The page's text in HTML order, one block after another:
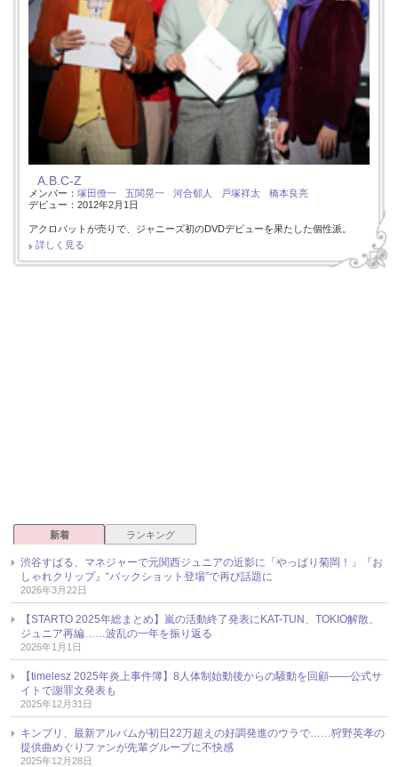
A.B.C-Z
メンバー： 塚田僚一 五関晃一 河合郁人 戸塚祥太
橋本良亮
デビュー：2012年2月1日
アクロバットが売りで、ジャニーズ初のDVDデビューを果たした個性派。
詳しく見る
新着 ランキング
渋谷すばる、マネジャーで元関西ジュニアの近影に「やっぱり菊岡！」『お
しゃれクリップ』“バックショット登場”で再び話題に
2026年3月22日
【STARTO 2025年総まとめ】嵐の活動終了発表にKAT-TUN、TOKIO解散、
ジュニア再編……波乱の一年を振り返る
2026年1月1日
【timelesz 2025年炎上事件簿】8人体制始動後からの騒動を回顧――公式サ
イトで謝罪文発表も
2025年12月31日
キンプリ、最新アルバムが初日22万超えの好調発進のウラで……狩野英孝の
提供曲めぐりファンが先輩グループに不快感
2025年12月28日